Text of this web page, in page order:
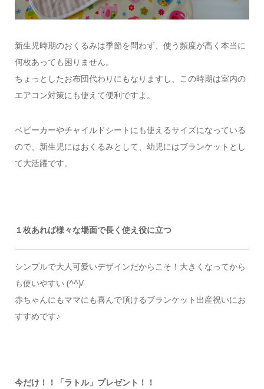
新生児時期のおくるみは季節を問わず、使う頻度が高く本当に
何枚あっても困りません。
ちょっとしたお布団代わりにもなりますし、この時期は室内の
エアコン対策にも使えて便利ですよ。
ベビーカーやチャイルドシートにも使えるサイズになっている
ので、新生児にはおくるみとして、幼児にはブランケットとし
て大活躍です。
１枚あれば様々な場面で長く使え役に立つ
シンプルで大人可愛いデザインだからこそ！大きくなってから
も使いやすい (^^)/
赤ちゃんにもママにも喜んで頂けるブランケット出産祝いにお
すすめです♪
今だけ！！「ラトル」プレゼント！！